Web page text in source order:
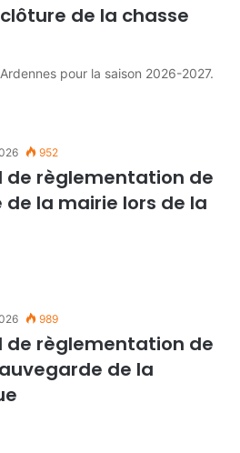
de la chasse
pour la saison 2026-2027.
952
de règlementation de
la mairie lors de la
989
de règlementation de
de la